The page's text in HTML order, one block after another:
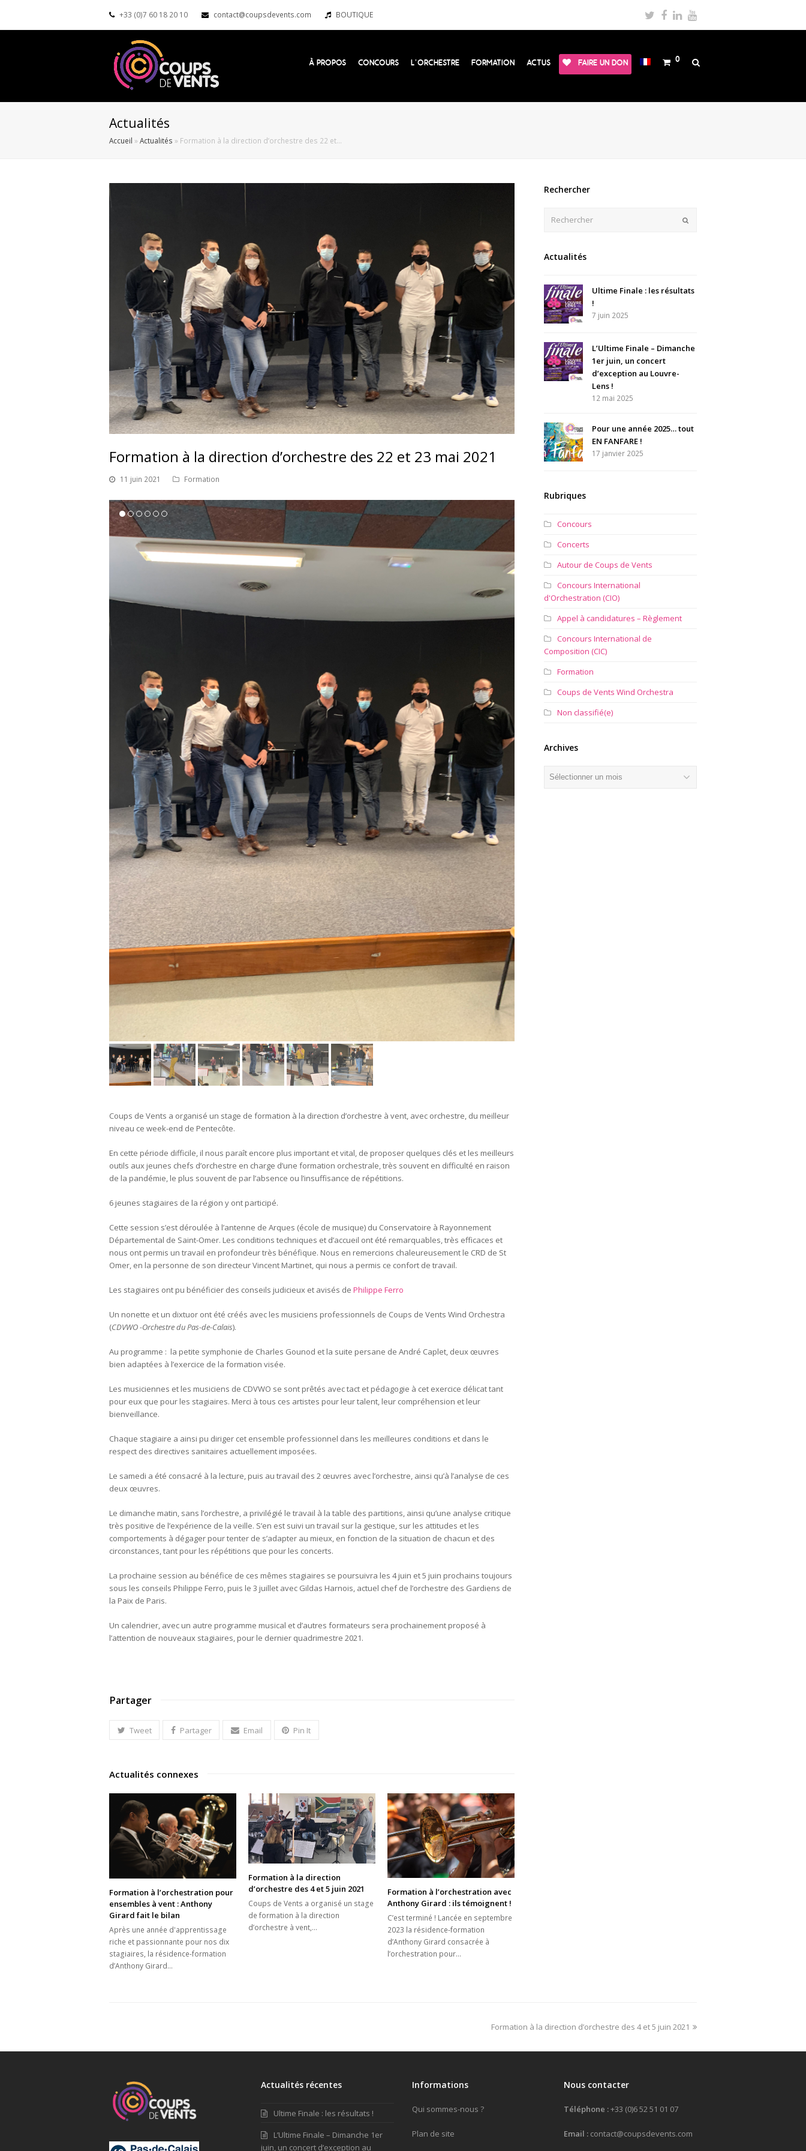
+33 (0)7 60 18 20 10 contact@coupsdevents.com BOUTIQUE Twitter
Facebook
LinkedIn
Youtube
À PROPOS CONCOURS L’ORCHESTRE FORMATION ACTUS FAIRE UN DON 0
Actualités
Accueil » Actualités » Formation à la direction d’orchestre des 22 et…
Formation à la direction d’orchestre des 22 et 23 mai 2021
11 juin 2021 Formation
Coups de Vents a organisé un stage de formation à la direction d’orchestre à vent, avec orchestre, du meilleur
niveau ce week-end de Pentecôte.
En cette période difficile, il nous paraît encore plus important et vital, de proposer quelques clés et les meilleurs
outils aux jeunes chefs d’orchestre en charge d’une formation orchestrale, très souvent en difficulté en raison
de la pandémie, le plus souvent de par l’absence ou l’insuffisance de répétitions.
6 jeunes stagiaires de la région y ont participé.
Cette session s’est déroulée à l’antenne de Arques (école de musique) du Conservatoire à Rayonnement
Départemental de Saint-Omer. Les conditions techniques et d’accueil ont été remarquables, très efficaces et
nous ont permis un travail en profondeur très bénéfique. Nous en remercions chaleureusement le CRD de St
Omer, en la personne de son directeur Vincent Martinet, qui nous a permis ce confort de travail.
Les stagiaires ont pu bénéficier des conseils judicieux et avisés de Philippe Ferro
Un nonette et un dixtuor ont été créés avec les musiciens professionnels de Coups de Vents Wind Orchestra
(CDVWO -Orchestre du Pas-de-Calais).
Au programme : la petite symphonie de Charles Gounod et la suite persane de André Caplet, deux œuvres
bien adaptées à l’exercice de la formation visée.
Les musiciennes et les musiciens de CDVWO se sont prêtés avec tact et pédagogie à cet exercice délicat tant
pour eux que pour les stagiaires. Merci à tous ces artistes pour leur talent, leur compréhension et leur
bienveillance.
Chaque stagiaire a ainsi pu diriger cet ensemble professionnel dans les meilleures conditions et dans le
respect des directives sanitaires actuellement imposées.
Le samedi a été consacré à la lecture, puis au travail des 2 œuvres avec l’orchestre, ainsi qu’à l’analyse de ces
deux œuvres.
Le dimanche matin, sans l’orchestre, a privilégié le travail à la table des partitions, ainsi qu’une analyse critique
très positive de l’expérience de la veille. S’en est suivi un travail sur la gestique, sur les attitudes et les
comportements à dégager pour tenter de s’adapter au mieux, en fonction de la situation de chacun et des
circonstances, tant pour les répétitions que pour les concerts.
La prochaine session au bénéfice de ces mêmes stagiaires se poursuivra les 4 juin et 5 juin prochains toujours
sous les conseils Philippe Ferro, puis le 3 juillet avec Gildas Harnois, actuel chef de l’orchestre des Gardiens de
la Paix de Paris.
Un calendrier, avec un autre programme musical et d’autres formateurs sera prochainement proposé à
l’attention de nouveaux stagiaires, pour le dernier quadrimestre 2021.
Partager
Tweet Partager Email Pin It
Actualités connexes
Formation à l’orchestration pour
ensembles à vent : Anthony
Girard fait le bilan
Après une année d'apprentissage
riche et passionnante pour nos dix
stagiaires, la résidence-formation
d’Anthony Girard…
Formation à la direction
d’orchestre des 4 et 5 juin 2021
Coups de Vents a organisé un stage
de formation à la direction
d’orchestre à vent,…
Formation à l’orchestration avec
Anthony Girard : ils témoignent !
C’est terminé ! Lancée en septembre
2023 la résidence-formation
d’Anthony Girard consacrée à
l’orchestration pour…
Rechercher
Actualités
Ultime Finale : les résultats
!
7 juin 2025
L’Ultime Finale – Dimanche
1er juin, un concert
d’exception au Louvre-
Lens !
12 mai 2025
Pour une année 2025… tout
EN FANFARE !
17 janvier 2025
Rubriques
Concours
Concerts
Autour de Coups de Vents
Concours International
d'Orchestration (CIO)
Appel à candidatures – Règlement
Concours International de
Composition (CIC)
Formation
Coups de Vents Wind Orchestra
Non classifié(e)
Archives
Archives
next
Formation à la direction d’orchestre des 4 et 5 juin 2021
Actualités récentes
Ultime Finale : les résultats !
L’Ultime Finale – Dimanche 1er
juin, un concert d’exception au
Informations
Qui sommes-nous ?
Plan de site
Nous contacter
Téléphone :+33 (0)6 52 51 01 07
Email : contact@coupsdevents.com